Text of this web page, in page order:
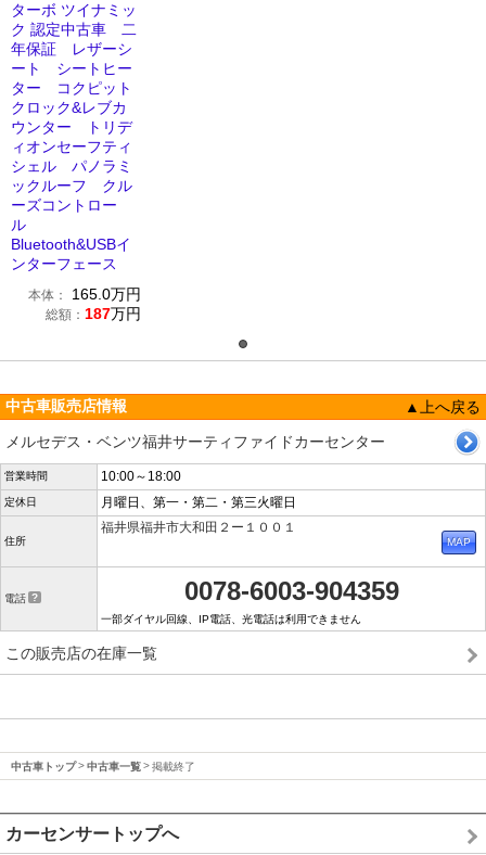
ターボ ツイナミッ
ク 認定中古車 二
年保証 レザーシ
ート シートヒー
ター コクピット
クロック&レブカ
ウンター トリデ
ィオンセーフティ
シェル パノラミ
ックルーフ クル
ーズコントロー
ル
Bluetooth&USBイ
ンターフェース
本体： 165.0万円
総額： 187万円
中古車販売店情報
▲上へ戻る
メルセデス・ベンツ福井サーティファイドカーセンター
営業時間 10:00～18:00
定休日 月曜日、第一・第二・第三火曜日
住所
福井県福井市大和田２ー１００１
電話 0078-6003-904359
一部ダイヤル回線、IP電話、光電話は利用できません
この販売店の在庫一覧
中古車トップ 中古車一覧 掲載終了
カーセンサートップへ